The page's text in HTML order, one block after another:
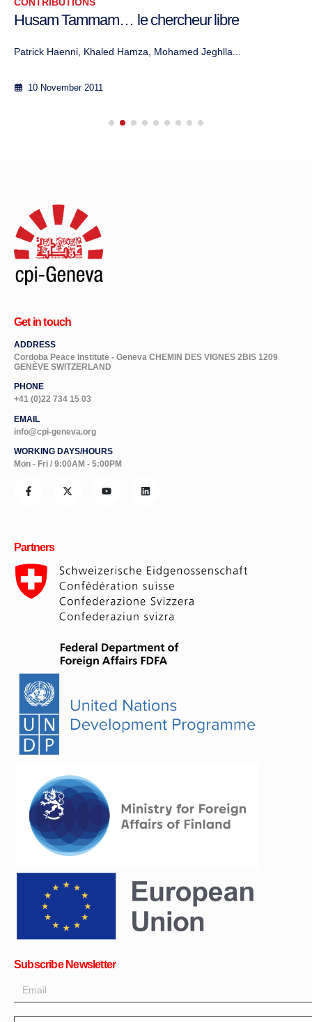
Husam Tammam… le chercheur libre
Patrick Haenni, Khaled Hamza, Mohamed Jeghlla...
10 November 2011
Get in touch
ADDRESS
Cordoba Peace Institute - Geneva CHEMIN DES VIGNES 2BIS 1209
GENÈVE SWITZERLAND
PHONE
+41 (0)22 734 15 03
EMAIL
info@cpi-geneva.org
WORKING DAYS/HOURS
Mon - Fri / 9:00AM - 5:00PM
Partners
Subscribe Newsletter